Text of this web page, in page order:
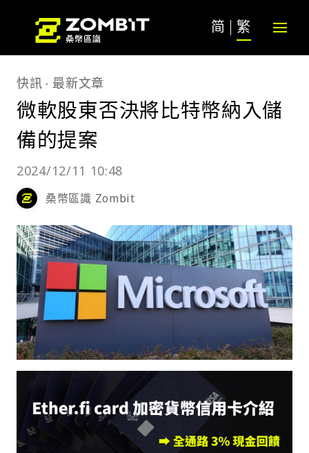
简 繁
快訊 最新文章
微軟股東否決將比特幣納入儲
備的提案
2024/12/11 10:48
桑幣區識 Zombit